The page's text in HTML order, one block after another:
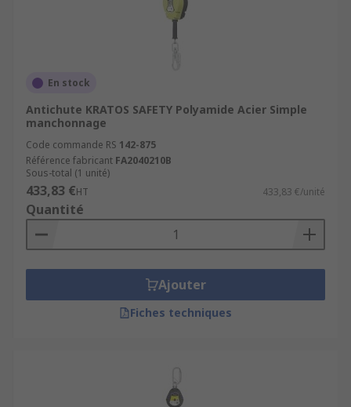
En stock
Antichute KRATOS SAFETY Polyamide Acier Simple
manchonnage
Code commande RS 142-875
Référence fabricant FA2040210B
Sous-total (1 unité)
433,83 €HT 433,83 €/unité
Quantité
Ajouter
Fiches techniques